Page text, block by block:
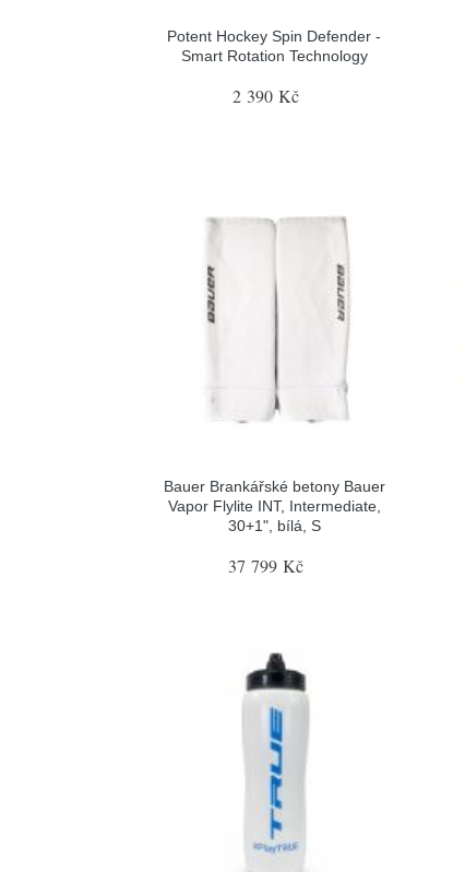
Potent Hockey Spin Defender -
Smart Rotation Technology
2 390 Kč
Bauer Brankářské betony Bauer
Vapor Flylite INT, Intermediate,
30+1", bílá, S
37 799 Kč